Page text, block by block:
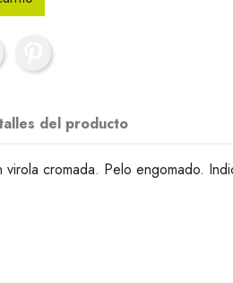
del producto
cromada. Pelo engomado.